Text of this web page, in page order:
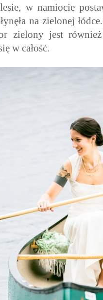
w namiocie
na zielonej
zielony jest
w całość.